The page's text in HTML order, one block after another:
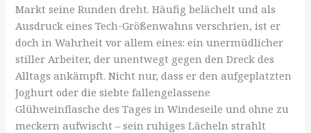
Markt seine Runden dreht. Häufig belächelt und als
Ausdruck eines Tech-Größenwahns verschrien, ist er
doch in Wahrheit vor allem eines: ein unermüdlicher
stiller Arbeiter, der unentwegt gegen den Dreck des
Alltags ankämpft. Nicht nur, dass er den aufgeplatzten
Joghurt oder die siebte fallengelassene
Glühweinflasche des Tages in Windeseile und ohne zu
meckern aufwischt – sein ruhiges Lächeln strahlt